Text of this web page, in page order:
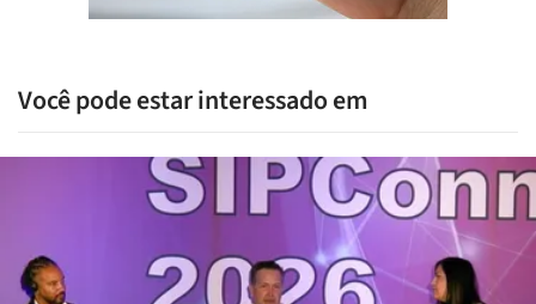
Você pode estar interessado em